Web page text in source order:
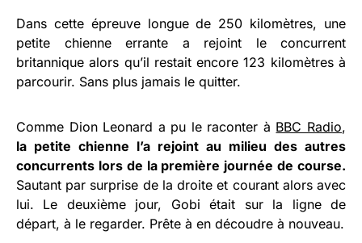
Dans cette épreuve longue de 250 kilomètres, une
petite chienne errante a rejoint le concurrent
britannique alors qu’il restait encore 123 kilomètres à
parcourir. Sans plus jamais le quitter.
Comme Dion Leonard a pu le raconter à BBC Radio,
la petite chienne l’a rejoint au milieu des autres
concurrents lors de la première journée de course.
Sautant par surprise de la droite et courant alors avec
lui. Le deuxième jour, Gobi était sur la ligne de
départ, à le regarder. Prête à en découdre à nouveau.